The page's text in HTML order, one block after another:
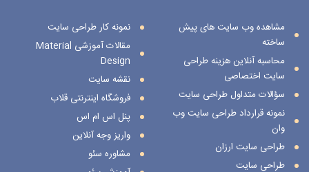
نمونه کار طراحی سایت
مقالات آموزشی Material
Design
نقشه سایت
فروشگاه اینترنتی قلاب
پنل اس ام اس
واریز وجه آنلاین
مشاوره سئو
مشاهده وب سایت های پیش
ساخته
محاسبه آنلاین هزینه طراحی
سایت اختصاصی
سؤالات متداول طراحی سایت
نمونه قرارداد طراحی سایت وب
وان
طراحی سایت ارزان
طراحی سایت